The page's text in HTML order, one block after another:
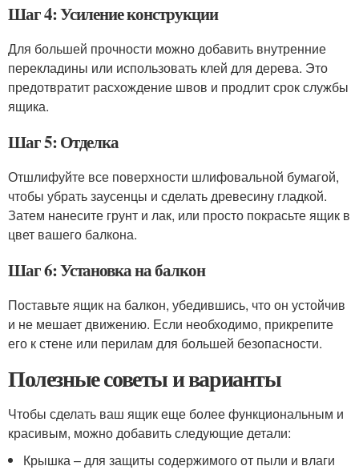
Шаг 4: Усиление конструкции
Для большей прочности можно добавить внутренние
перекладины или использовать клей для дерева. Это
предотвратит расхождение швов и продлит срок службы
ящика.
Шаг 5: Отделка
Отшлифуйте все поверхности шлифовальной бумагой,
чтобы убрать заусенцы и сделать древесину гладкой.
Затем нанесите грунт и лак, или просто покрасьте ящик в
цвет вашего балкона.
Шаг 6: Установка на балкон
Поставьте ящик на балкон, убедившись, что он устойчив
и не мешает движению. Если необходимо, прикрепите
его к стене или перилам для большей безопасности.
Полезные советы и варианты
Чтобы сделать ваш ящик еще более функциональным и
красивым, можно добавить следующие детали:
Крышка – для защиты содержимого от пыли и влаги